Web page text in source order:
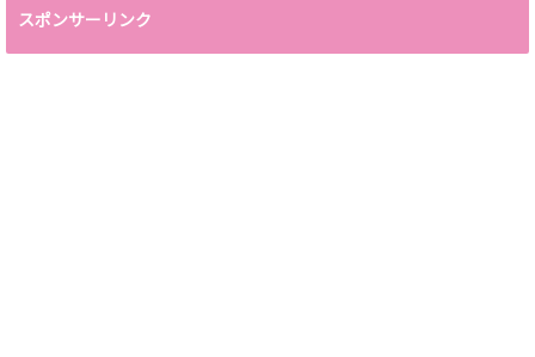
スポンサーリンク